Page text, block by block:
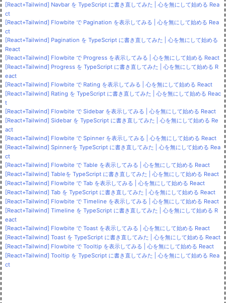
[React+Tailwind] Navbar を TypeScript に書き直してみた | 心を無にして始める Rea
ct
[React+Tailwind] Flowbite で Pagination を表示してみる | 心を無にして始める Rea
ct
[React+Tailwind] Pagination を TypeScript に書き直してみた | 心を無にして始める
React
[React+Tailwind] Flowbite で Progress を表示してみる | 心を無にして始める React
[React+Tailwind] Progress を TypeScript に書き直してみた | 心を無にして始める R
eact
[React+Tailwind] Flowbite で Rating を表示してみる | 心を無にして始める React
[React+Tailwind] Rating を TypeScript に書き直してみた | 心を無にして始める Reac
t
[React+Tailwind] Flowbite で Sidebar を表示してみる | 心を無にして始める React
[React+Tailwind] Sidebar を TypeScript に書き直してみた | 心を無にして始める Re
act
[React+Tailwind] Flowbite で Spinner を表示してみる | 心を無にして始める React
[React+Tailwind] Spinnerを TypeScript に書き直してみた | 心を無にして始める Rea
ct
[React+Tailwind] Flowbite で Table を表示してみる | 心を無にして始める React
[React+Tailwind] Tableを TypeScript に書き直してみた | 心を無にして始める React
[React+Tailwind] Flowbite で Tab を表示してみる | 心を無にして始める React
[React+Tailwind] Tab を TypeScript に書き直してみた | 心を無にして始める React
[React+Tailwind] Flowbite で Timeline を表示してみる | 心を無にして始める React
[React+Tailwind] Timeline を TypeScript に書き直してみた | 心を無にして始める R
eact
[React+Tailwind] Flowbite で Toast を表示してみる | 心を無にして始める React
[React+Tailwind] Toast を TypeScript に書き直してみた | 心を無にして始める React
[React+Tailwind] Flowbite で Tooltip を表示してみる | 心を無にして始める React
[React+Tailwind] Tooltip を TypeScript に書き直してみた | 心を無にして始める Rea
ct